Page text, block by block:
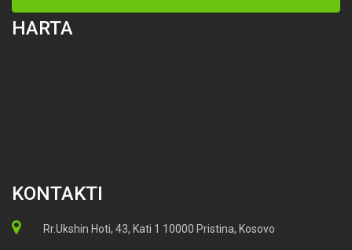
HARTA
KONTAKTI
Rr.Ukshin Hoti, 43, Kati 1 10000 Pristina, Kosovo